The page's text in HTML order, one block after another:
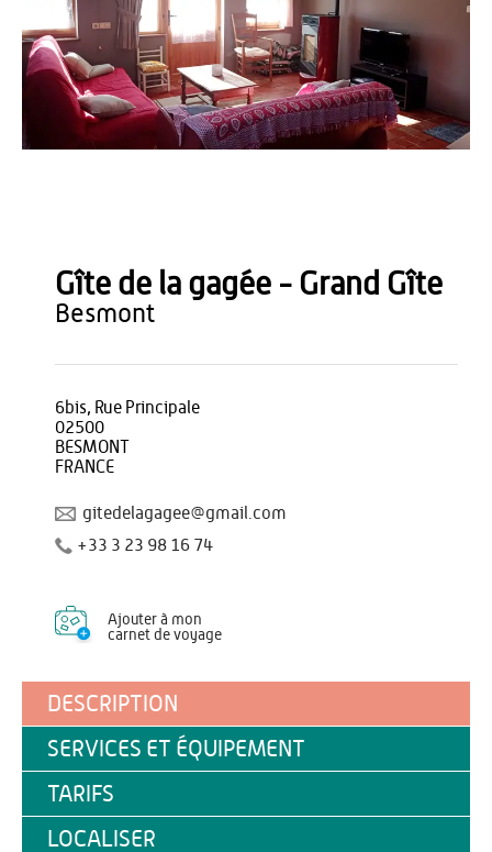
Jean-Paul Boccacci
Gîte de la gagée - Grand Gîte
besmont
6bis, Rue Principale
02500
BESMONT
FRANCE
gitedelagagee@gmail.com
+33 3 23 98 16 74
Ajouter à mon
carnet de voyage
DESCRIPTION
SERVICES ET ÉQUIPEMENT
TARIFS
LOCALISER